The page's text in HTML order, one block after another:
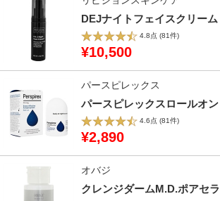
DEJナイトフェイスクリーム
4.8点 (81件)
¥10,500
パースピレックス
パースピレックスロールオ
4.6点 (81件)
¥2,890
オバジ
クレンジダームM.D.ポアセ